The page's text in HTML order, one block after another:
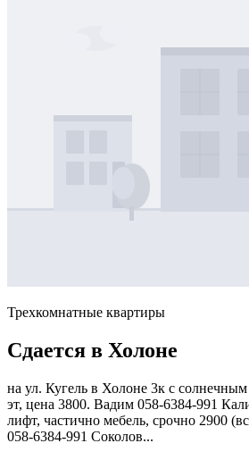
Трехкомнатные квартиры
Сдается в Холоне
на ул. Кугель в Холоне 3к с
эт, цена 3800. Вадим 058-6384-991
лифт, частично мебель, срочно 2900
058-6384-991 Соколов...